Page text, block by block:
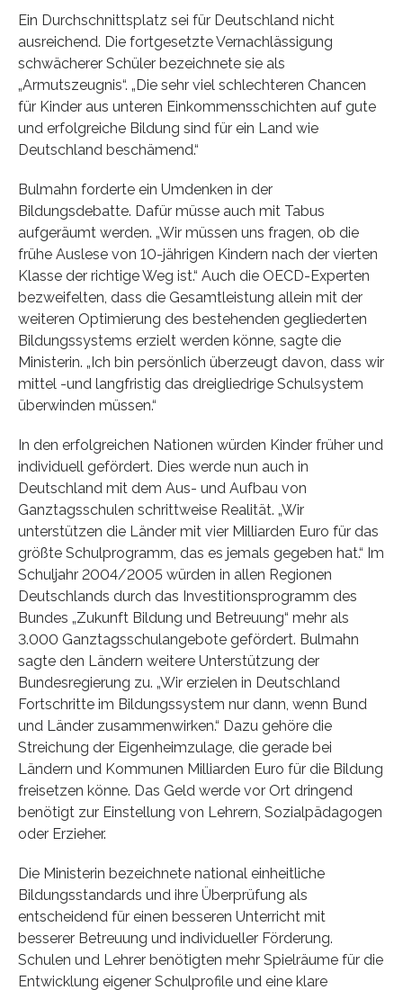
Ein Durchschnittsplatz sei für Deutschland nicht
ausreichend. Die fortgesetzte Vernachlässigung
schwächerer Schüler bezeichnete sie als
„Armutszeugnis“. „Die sehr viel schlechteren Chancen
für Kinder aus unteren Einkommensschichten auf gute
und erfolgreiche Bildung sind für ein Land wie
Deutschland beschämend.“
Bulmahn forderte ein Umdenken in der
Bildungsdebatte. Dafür müsse auch mit Tabus
aufgeräumt werden. „Wir müssen uns fragen, ob die
frühe Auslese von 10-jährigen Kindern nach der vierten
Klasse der richtige Weg ist.“ Auch die OECD-Experten
bezweifelten, dass die Gesamtleistung allein mit der
weiteren Optimierung des bestehenden gegliederten
Bildungssystems erzielt werden könne, sagte die
Ministerin. „Ich bin persönlich überzeugt davon, dass wir
mittel -und langfristig das dreigliedrige Schulsystem
überwinden müssen.“
In den erfolgreichen Nationen würden Kinder früher und
individuell gefördert. Dies werde nun auch in
Deutschland mit dem Aus- und Aufbau von
Ganztagsschulen schrittweise Realität. „Wir
unterstützen die Länder mit vier Milliarden Euro für das
größte Schulprogramm, das es jemals gegeben hat.“ Im
Schuljahr 2004/2005 würden in allen Regionen
Deutschlands durch das Investitionsprogramm des
Bundes „Zukunft Bildung und Betreuung“ mehr als
3.000 Ganztagsschulangebote gefördert. Bulmahn
sagte den Ländern weitere Unterstützung der
Bundesregierung zu. „Wir erzielen in Deutschland
Fortschritte im Bildungssystem nur dann, wenn Bund
und Länder zusammenwirken.“ Dazu gehöre die
Streichung der Eigenheimzulage, die gerade bei
Ländern und Kommunen Milliarden Euro für die Bildung
freisetzen könne. Das Geld werde vor Ort dringend
benötigt zur Einstellung von Lehrern, Sozialpädagogen
oder Erzieher.
Die Ministerin bezeichnete national einheitliche
Bildungsstandards und ihre Überprüfung als
entscheidend für einen besseren Unterricht mit
besserer Betreuung und individueller Förderung.
Schulen und Lehrer benötigten mehr Spielräume für die
Entwicklung eigener Schulprofile und eine klare